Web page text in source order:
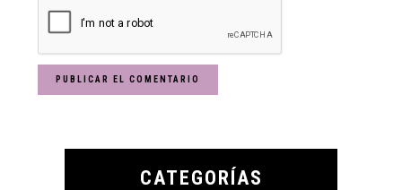
Primary
CATEGORÍAS